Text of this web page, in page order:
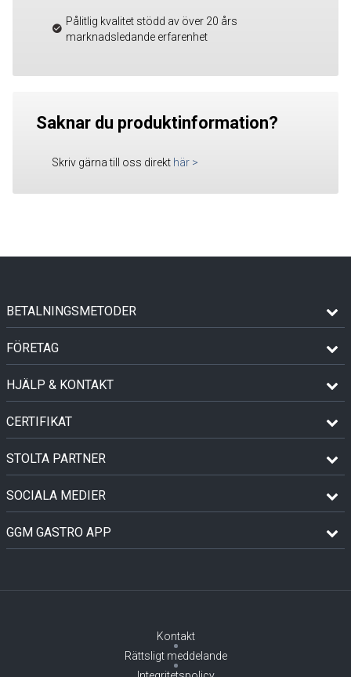
Pålitlig kvalitet stödd av över 20 års
marknadsledande erfarenhet
Saknar du produktinformation?
Skriv gärna till oss direkt här >
BETALNINGSMETODER
FÖRETAG
HJÄLP & KONTAKT
CERTIFIKAT
STOLTA PARTNER
SOCIALA MEDIER
GGM GASTRO APP
Kontakt
Rättsligt meddelande